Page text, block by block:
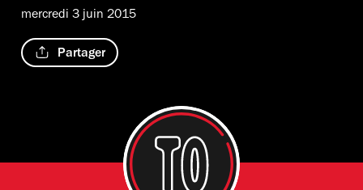
mercredi 3 juin 2015
Partager